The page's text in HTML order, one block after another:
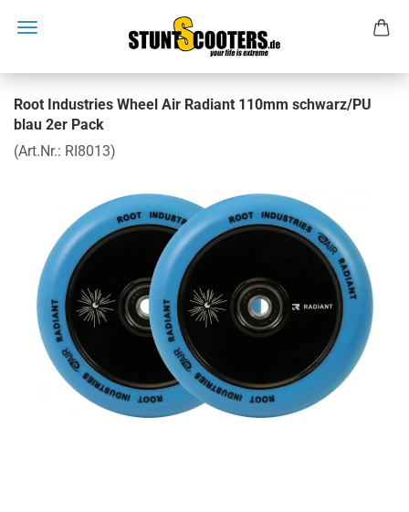
Root Industries Wheel Air Radiant 110mm schwarz/PU
blau 2er Pack
(Art.Nr.: RI8013)